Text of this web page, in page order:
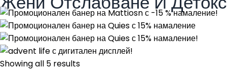
Showing all 5 results